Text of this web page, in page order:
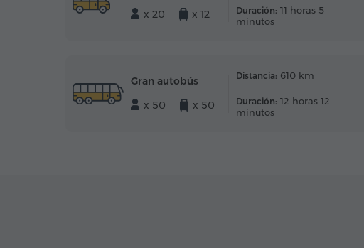
x 20
x 12 Duración: 11 horas 5
minutos
Gran autobús
x 50
x 50
Distancia: 610 km
Duración: 12 horas 12
minutos